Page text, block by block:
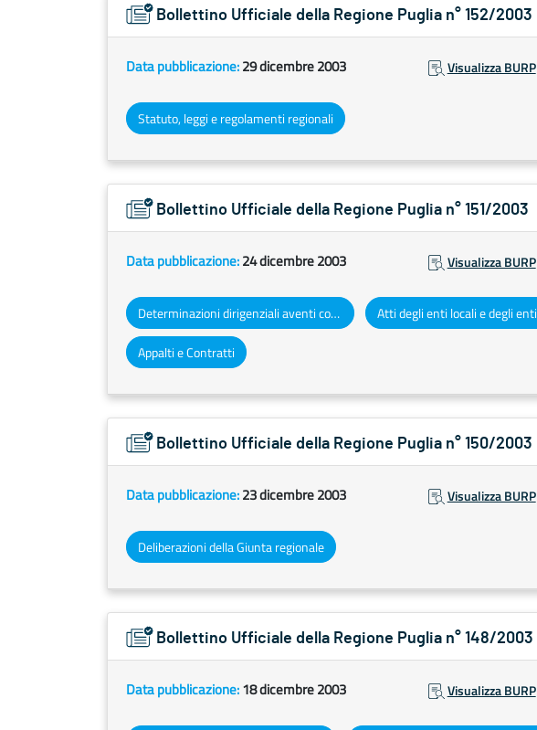
Bollettino Ufficiale della Regione Puglia n° 152/2003
Data pubblicazione:29 dicembre 2003 Visualizza BURP
Statuto, leggi e regolamenti regionali
Bollettino Ufficiale della Regione Puglia n° 151/2003
Data pubblicazione:24 dicembre 2003 Visualizza BURP
Determinazioni dirigenziali aventi contenuto di interesse generale
Appalti e Contratti
Bollettino Ufficiale della Regione Puglia n° 150/2003
Data pubblicazione:23 dicembre 2003 Visualizza BURP
Deliberazioni della Giunta regionale
Bollettino Ufficiale della Regione Puglia n° 148/2003
Data pubblicazione:18 dicembre 2003 Visualizza BURP